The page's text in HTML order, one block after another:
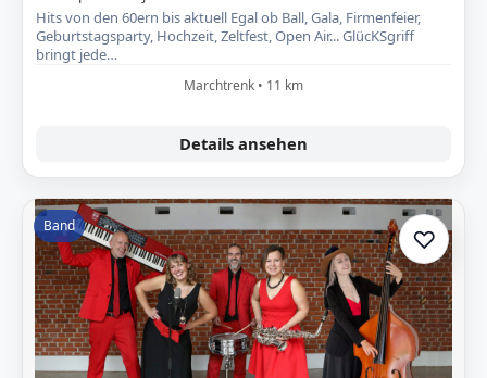
Hits von den 60ern bis aktuell Egal ob Ball, Gala, Firmenfeier,
Geburtstagsparty, Hochzeit, Zeltfest, Open Air... GlücKSgriff
bringt jede…
Marchtrenk • 11 km
Details ansehen
Band ♡Zur